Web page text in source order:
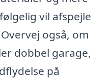
vil afspejle
også, om
dobbel garage,
på